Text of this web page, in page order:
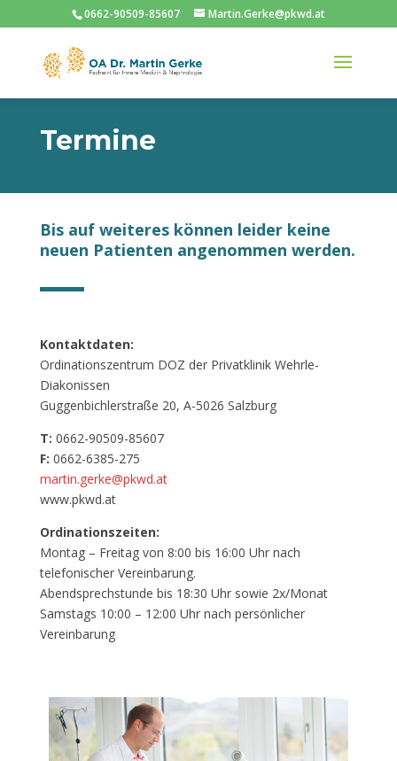
0662-90509-85607 Martin.Gerke@pkwd.at
Termine
Bis auf weiteres können leider keine
neuen Patienten angenommen werden.
Kontaktdaten:
Ordinationszentrum DOZ der Privatklinik Wehrle-
Diakonissen
Guggenbichlerstraße 20, A-5026 Salzburg
T: 0662-90509-85607
F: 0662-6385-275
martin.gerke@pkwd.at
www.pkwd.at
Ordinationszeiten:
Montag – Freitag von 8:00 bis 16:00 Uhr nach
telefonischer Vereinbarung.
Abendsprechstunde bis 18:30 Uhr sowie 2x/Monat
Samstags 10:00 – 12:00 Uhr nach persönlicher
Vereinbarung